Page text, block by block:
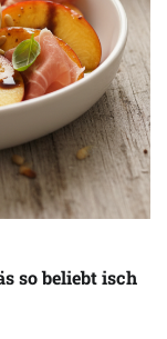
so beliebt isch